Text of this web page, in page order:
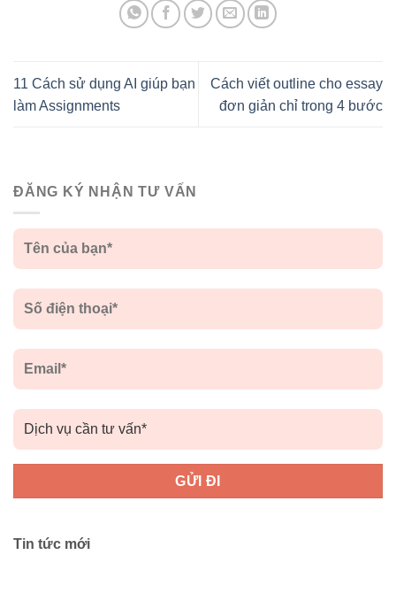
11 Cách sử dụng AI giúp bạn
làm Assignments
Cách viết outline cho essay
đơn giản chỉ trong 4 bước
ĐĂNG KÝ NHẬN TƯ VẤN
Tin tức mới